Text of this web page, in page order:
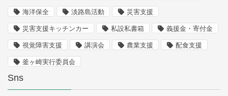
海洋保全 淡路島活動 災害支援
災害支援キッチンカー 私設私書箱 義援金・寄付金
視覚障害支援 講演会 農業支援 配食支援
釜ヶ崎実行委員会
Sns